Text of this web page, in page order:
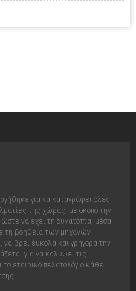
για να καταγράψει όλες
της χώρας, με σκοπό την
να έχει τη δυνατόττα, μέσα
τη βοήθεια των μηχανών
να βρει έυκολα και γρήγορα την
για να καλύψει τις
εταιρικό πελατολόγιο κάθε